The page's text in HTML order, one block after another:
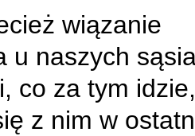
wiązanie
u naszych
co za tym idzie,
z nim w